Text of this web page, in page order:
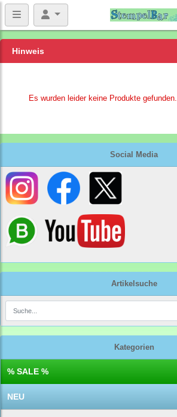
Social Media
Artikelsuche
Kategorien
% SALE %
NEU
Hinweis
Es wurden leider keine Produkte gefunden.